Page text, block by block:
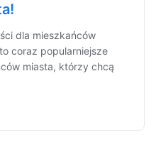
dla mieszkańców
coraz popularniejsze
miasta, którzy chcą